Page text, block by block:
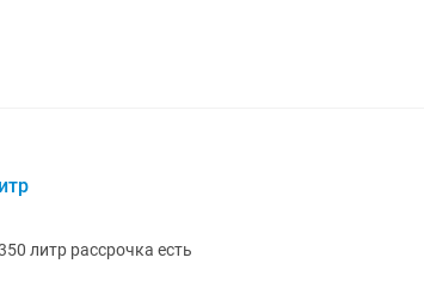
литр рассрочка есть